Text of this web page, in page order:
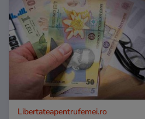
Libertateapentrufemei.ro